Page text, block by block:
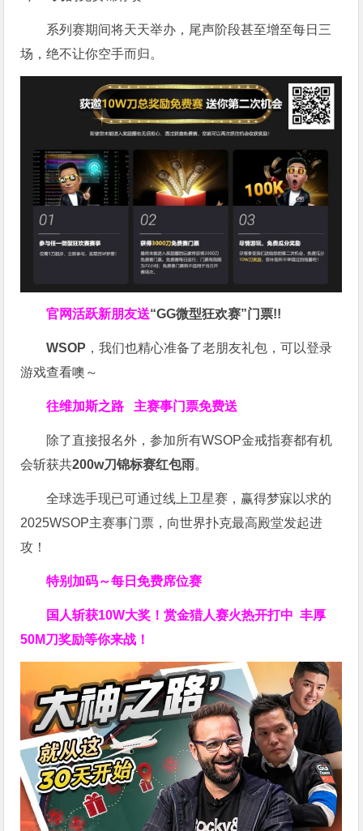
系列赛期间将天天举办，尾声阶段甚至增至每日三
场，绝不让你空手而归。
官网活跃新朋友送“GG微型狂欢赛”门票!!
WSOP ，我们也精心准备了老朋友礼包，可以登录
游戏查看噢～
往维加斯之路 主赛事门票免费送
除了直接报名外，参加所有WSOP金戒指赛都有机
会斩获共200w刀锦标赛红包雨。
全球选手现已可通过线上卫星赛，赢得梦寐以求的
2025WSOP主赛事门票，向世界扑克最高殿堂发起进
攻！
特别加码～每日免费席位赛
国人斩获10W大奖！赏金猎人赛火热开打中 丰厚
50M刀奖励等你来战！